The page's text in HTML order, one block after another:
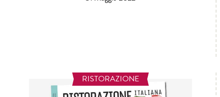
RISTORAZIONE